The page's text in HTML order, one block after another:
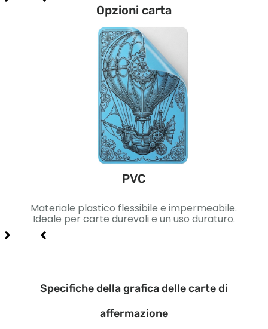
Opzioni carta
PVC
Materiale plastico flessibile e impermeabile.
Ideale per carte durevoli e un uso duraturo.
Specifiche della grafica delle carte di
affermazione